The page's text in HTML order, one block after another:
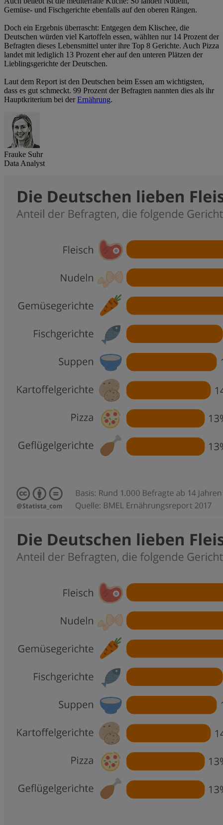
Gemüse- und Fischgerichte ebenfalls auf den oberen Rängen.
Doch ein Ergebnis überrascht: Entgegen dem Klischee, die
Deutschen würden viel Kartoffeln essen, wählten nur 14 Prozent der
Befragten dieses Lebensmittel unter ihre Top 8 Gerichte. Auch Pizza
landet mit lediglich 13 Prozent eher auf den unteren Plätzen der
Lieblingsgerichte der Deutschen.
Laut dem Report ist den Deutschen beim Essen am wichtigsten,
dass es gut schmeckt. 99 Prozent der Befragten nannten dies als ihr
Hauptkriterium bei derErnährung.
Frauke Suhr
Data Analyst